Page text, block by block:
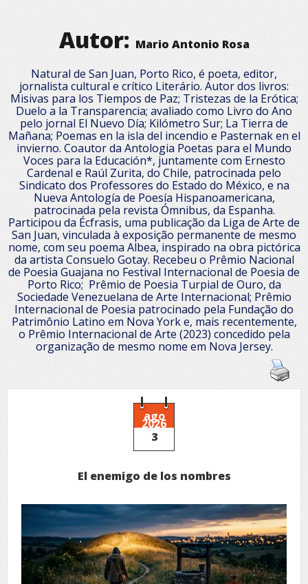
Autor: Mario Antonio Rosa
Natural de San Juan, Porto Rico, é poeta, editor,
jornalista cultural e crítico Literário. Autor dos livros:
Misivas para los Tiempos de Paz; Tristezas de la Erótica;
Duelo a la Transparencia; avaliado como Livro do Ano
pelo jornal El Nuevo Día; Kilómetro Sur; La Tierra de
Mañana; Poemas en la isla del incendio e Pasternak en el
invierno. Coautor da Antologia Poetas para el Mundo
Voces para la Educación*, juntamente com Ernesto
Cardenal e Raúl Zurita, do Chile, patrocinada pelo
Sindicato dos Professores do Estado do México, e na
Nueva Antología de Poesía Hispanoamericana,
patrocinada pela revista Ómnibus, da Espanha.
Participou da Écfrasis, uma publicação da Liga de Arte de
San Juan, vinculada à exposição permanente de mesmo
nome, com seu poema Albea, inspirado na obra pictórica
da artista Consuelo Gotay. Recebeu o Prêmio Nacional
de Poesia Guajana no Festival Internacional de Poesia de
Porto Rico; Prêmio de Poesia Turpial de Ouro, da
Sociedade Venezuelana de Arte Internacional; Prêmio
Internacional de Poesia patrocinado pela Fundação do
Patrimônio Latino em Nova York e, mais recentemente,
o Prêmio Internacional de Arte (2023) concedido pela
organização de mesmo nome em Nova Jersey.
ago
2026
3
El enemigo de los nombres